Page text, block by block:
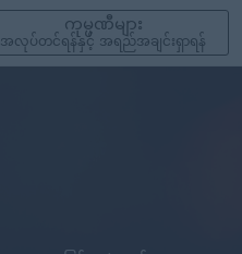
ကုမ္ပဏီများ
အလုပ်တင်ရန်နှင့် အရည်အချင်းရှာရန်